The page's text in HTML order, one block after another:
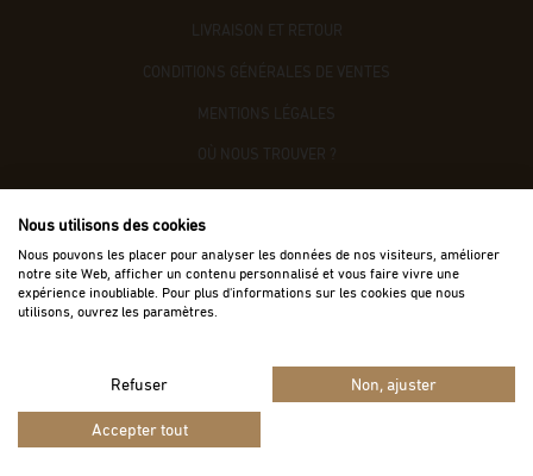
LIVRAISON ET RETOUR
CONDITIONS GÉNÉRALES DE VENTES
MENTIONS LÉGALES
OÙ NOUS TROUVER ?
Vie privée Termes
Nous utilisons des cookies
Nous pouvons les placer pour analyser les données de nos visiteurs, améliorer
notre site Web, afficher un contenu personnalisé et vous faire vivre une
expérience inoubliable. Pour plus d'informations sur les cookies que nous
utilisons, ouvrez les paramètres.
Refuser Non, ajuster
Accepter tout